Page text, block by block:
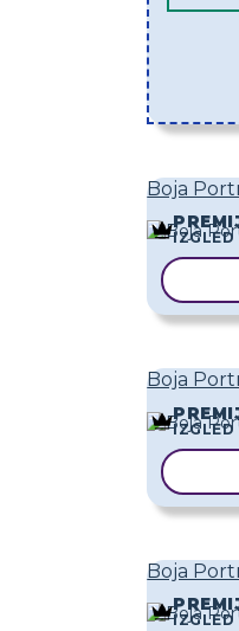
Boja
IZGLED
Boja
IZGLED
Boja
IZGLED